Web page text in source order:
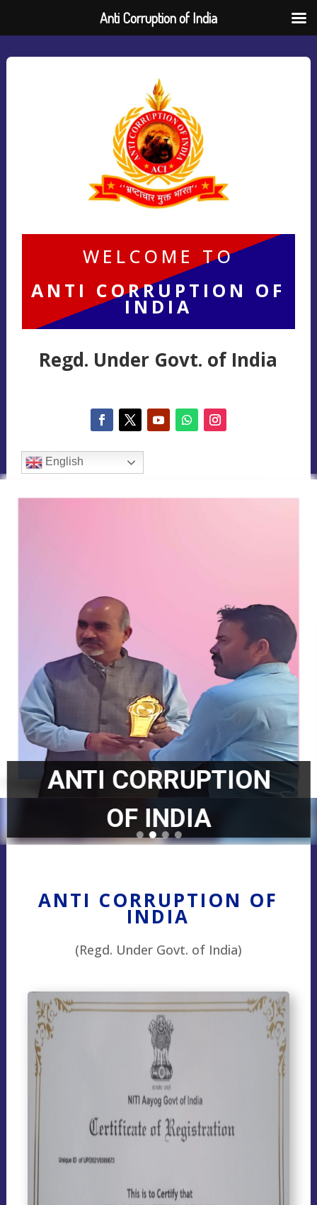
WELCOME TO
ANTI CORRUPTION OF
INDIA
Regd. Under Govt. of India
English
ANTI CORRUPTION
OF INDIA
ANTI CORRUPTION OF
INDIA
(Regd. Under Govt. of India)
Anti Corruption of India